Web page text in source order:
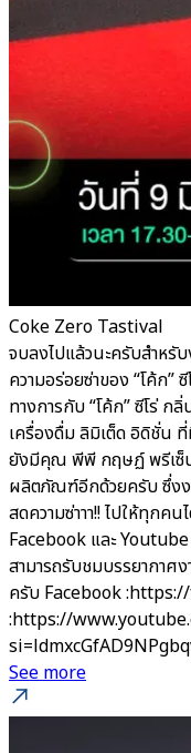
Coke Zero Tastival
จบลงไปแล้วนะครับสำห
ความอร่อยซ่าของ “โค้ก”
ทางการกับ “โค้ก” ซีโร่ ก
เครื่องดื่ม ลิมิเต็ด อิดิชั่น ที่
ยังมีคุณ พีพี กฤษฏ์ พรีเซ็น
ผลิตภัณฑ์อีกด้วยครับ ซึ่งง
สดความซ่าาา!! ไปให้ทุก
Facebook และ
สามารถรับชมบรรยากาศ
ครับ Facebook
:https://
See more